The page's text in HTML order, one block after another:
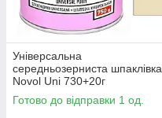
Універсальна
середньозерниста шпаклівка
Novol Uni 730+20г
Готово до відправки 1 од.